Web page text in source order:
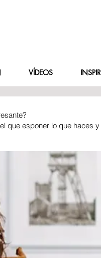
VÍDEOS
que esponer lo que haces